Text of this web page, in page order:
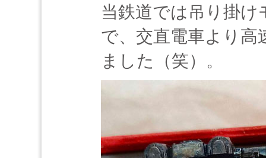
当鉄道では吊り掛
で、交直電車より
ました（笑）。